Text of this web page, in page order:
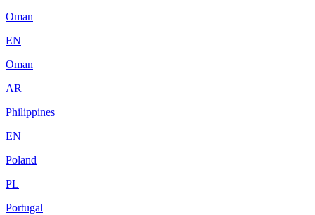
Oman
EN
Oman
AR
Philippines
EN
Poland
PL
Portugal